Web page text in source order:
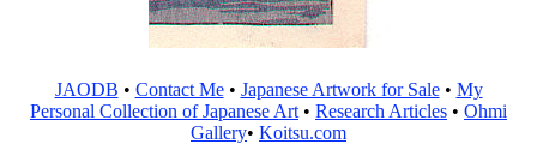
JAODB • Contact Me• Japanese Artwork for Sale• My
Personal Collection of Japanese Art • Research Articles • Ohmi
Gallery• Koitsu.com